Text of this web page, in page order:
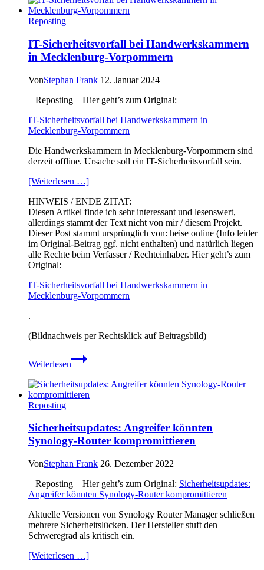
Systeme
von
Reposting
IT-Sicherheitsvorfall bei Handwerkskammern
in Mecklenburg-Vorpommern
VonStephan Frank 12. Januar 2024
– Reposting – Hier geht’s zum Original:
IT-Sicherheitsvorfall bei Handwerkskammern in
Mecklenburg-Vorpommern
Die Handwerkskammern in Mecklenburg-Vorpommern sind
derzeit offline. Ursache soll ein IT-Sicherheitsvorfall sein.
[Weiterlesen …]
HINWEIS / ENDE ZITAT:
Diesen Artikel finde ich sehr interessant und lesenswert,
allerdings stammt der Text nicht von mir / diesem Projekt.
Dieser Post stammt ursprünglich von: heise online (Info leider
im Original-Beitrag ggf. nicht enthalten) und natürlich liegen
alle Rechte beim Verfasser / Rechteinhaber. Hier geht’s zum
Original:
IT-Sicherheitsvorfall bei Handwerkskammern in
Mecklenburg-Vorpommern
.
(Bildnachweis per Rechtsklick auf Beitragsbild)
WeiterlesenSicherheitsvorfall
Handwerkskammern
in
Reposting
Sicherheitsupdates: Angreifer könnten
Synology-Router kompromittieren
VonStephan Frank 26. Dezember 2022
– Reposting – Hier geht’s zum Original: Sicherheitsupdates:
Angreifer könnten Synology-Router kompromittieren
Aktuelle Versionen von Synology Router Manager schließen
mehrere Sicherheitslücken. Der Hersteller stuft den
Schweregrad als kritisch ein.
[Weiterlesen …]